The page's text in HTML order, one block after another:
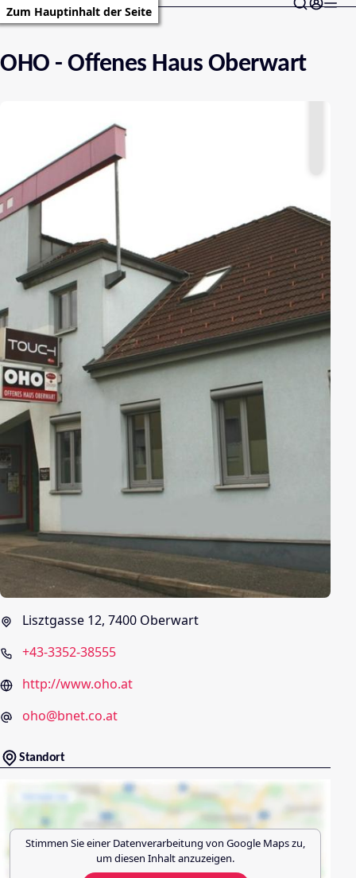
Zum Hauptinhalt der Seite
OHO - Offenes Haus Oberwart
Lisztgasse 12, 7400 Oberwart
+43-3352-38555
http://www.oho.at
oho@bnet.co.at
Standort
Stimmen Sie einer Datenverarbeitung von Google Mapszu,
um diesen Inhalt anzuzeigen.